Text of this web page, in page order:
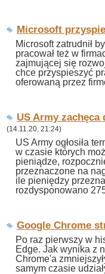
Microsoft
Microsoft zatrudnił
pracował też w
zajmującej się
chce przyspieszyć
oferowaną przez
US Army zachęca
(14.11.20, 21:24)
US Army ogłosiła
w czasie których
pieniądze,
przeznaczone na
ile pieniędzy
rozdysponowano
Google Chrome
Po raz pierwszy w
Edge. Jak wynika z
Chrome'a
samym czasie